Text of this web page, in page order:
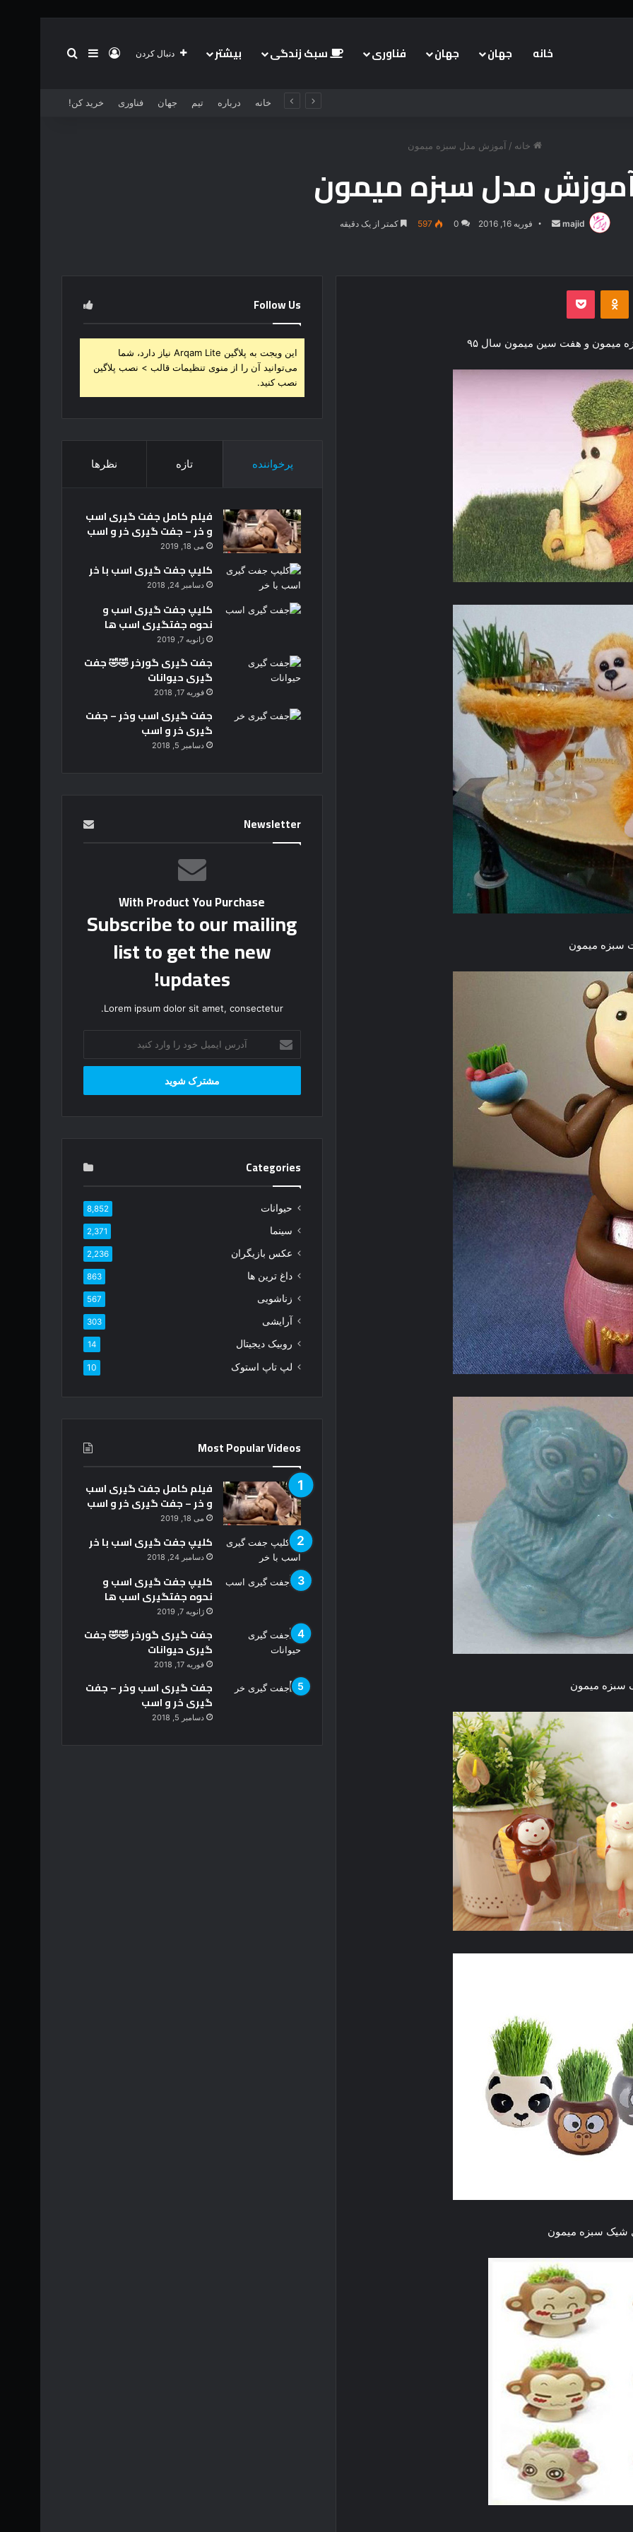
خانه جهان جهان فناوری سبک زندگی بیشتر دنبال کردن ورود سایدبار
خانه درباره تیم جهان فناوری خرید کن!
خانه / آموزش مدل سبزه میمون
مدل سبزه میمون
majid
ارسالفوریه 16, 2016 0
597 کمتر از یک دقیقه
میمون و هفت سین میمون سال ۹۵
سبزه میمون
میمون
سبزه میمون
Follow Us
این ویجت به پلاگین Arqam Lite نیاز دارد، شما
می‌توانید آن را از منوی تنظیمات قالب > نصب پلاگین
نصب کنید.
پرخواننده تازه نظرها
فیلم کامل جفت گیری اسب
و خر – جفت گیری خر و اسب
می 18, 2019
کلیپ جفت گیری اسب با خر
دسامبر 24, 2018
کلیپ جفت گیری اسب و
نحوه جفتگیری اسب ها
ژانویه 7, 2019
جفت گیری گورخر 🤣🤣 جفت
گیری حیوانات
فوریه 17, 2018
جفت گیری اسب وخر – جفت
گیری خر و اسب
دسامبر 5, 2018
Newsletter
With Product You Purchase
Subscribe to our mailing
list to get the new
updates!
Lorem ipsum dolor sit amet, consectetur.
ر
ا
خ
و
ا
ا
ر
ک
ن
د
Categories
حیوانات 8,852
سینما 2,371
عکس بازیگران 2,236
داغ ترین ها 863
زناشویی 567
آرایشی 303
روبیک دیجیتال 14
لپ تاپ استوک 10
Most Popular Videos
فیلم کامل جفت گیری اسب
و خر – جفت گیری خر و اسب
می 18, 2019
کلیپ جفت گیری اسب با خر
دسامبر 24, 2018
کلیپ جفت گیری اسب و
نحوه جفتگیری اسب ها
ژانویه 7, 2019
جفت گیری گورخر 🤣🤣 جفت
گیری حیوانات
فوریه 17, 2018
جفت گیری اسب وخر – جفت
گیری خر و اسب
دسامبر 5, 2018